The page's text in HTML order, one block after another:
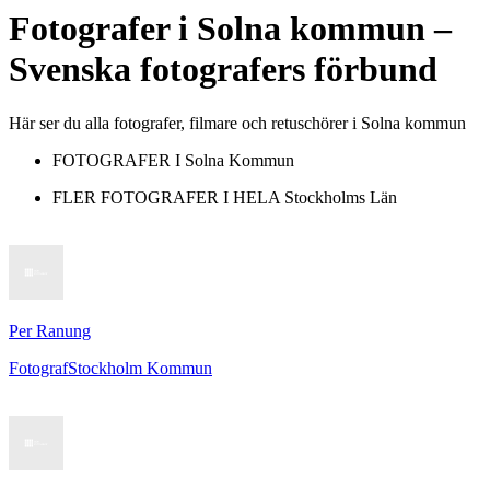
Fotograferi Solna kommun–
Svenska fotografers förbund
Här ser du alla fotografer, filmare och retuschörer i Solna kommun
FOTOGRAFER I Solna Kommun
FLER FOTOGRAFER I HELA Stockholms Län
Per Ranung
FotografStockholm Kommun